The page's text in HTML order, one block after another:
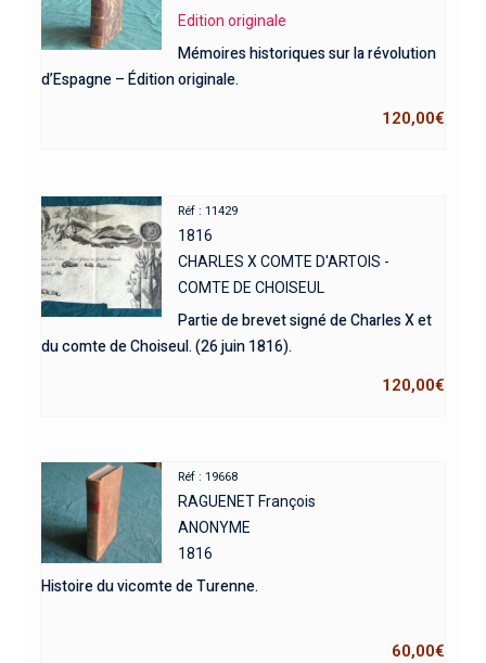
Edition originale
Mémoires historiques sur la révolution
d’Espagne – Édition originale.
120,00€
Réf : 11429
1816
CHARLES X COMTE D'ARTOIS -
COMTE DE CHOISEUL
Partie de brevet signé de Charles X et
du comte de Choiseul. (26 juin 1816).
120,00€
Réf : 19668
RAGUENET François
ANONYME
1816
Histoire du vicomte de Turenne.
60,00€